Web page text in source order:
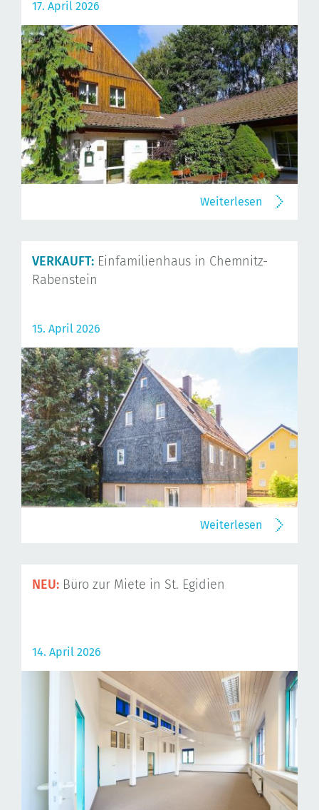
17. April 2026
Weiterlesen
VERKAUFT: Einfamilienhaus in Chemnitz-
Rabenstein
15. April 2026
Weiterlesen
NEU: Büro zur Miete in St. Egidien
14. April 2026